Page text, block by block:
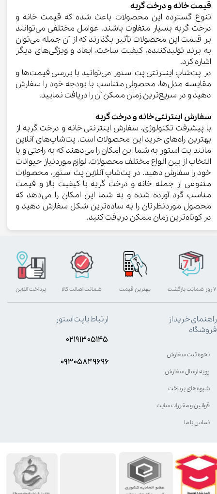
قیمت خانه و درخت گربه
تنوع گسترده این محصولات باعث شده که قیمت خانه و
درخت گربه بسیار متفاوت باشند. عوامل مختلفی می‌توانند
بر قیمت این محصولات تأثیر بگذارند که از آن جمله می‌توان
به برند تولیدکننده، کیفیت ساخت، ابعاد و ویژگی‌های دیگر
اشاره کرد.
در پت‌شاپ اینترنتی پت استور می‌توانید با بررسی قیمت‌ها و
مقایسه مدل‌ها، محصولی متناسب با بودجه خود را سفارش
دهید و در سریع‌ترین زمان ممکن آن را دریافت نمایید.
سفارش اینترنتی خانه و درخت گربه​​​​​​​
با پیشرفت تکنولوژی، سفارش اینترنتی خانه و درخت گربه از
بهترین راه‌های خرید این محصولات است. پت‌شاپ‌های آنلاین
مانند پت استور به شما این امکان را می‌دهند که به راحتی و با
انتخاب از بین انواع مختلف محصولات، لوازم موردنیاز حیوانات
خود را سفارش دهید. در پت‌شاپ آنلاین پت استور، محصولات
متنوعی از جمله خانه و درخت گربه با کیفیت بالا و قیمت
مناسب گرد آورده شده و به شما این امکان را می‌دهد که
محصول موردنظرتان را به ساده‌ترین شکل سفارش دهید و
در کوتاه‌ترین زمان ممکن دریافت کنید.
بهترین قیمت پرداخت آنلاین ۷ روز ضمانت بازگشت ضمانت اصالت کالا
راهنمای خرید از
فروشگاه
نحوه ثبت سفارش
رویه ارسال سفارش
شیوه‌های پرداخت
قوانین و مقررات سایت
تماس با ما
ارتباط با پت استور
۰۲۱۹۱۳۰۵۱۴۵
۰۹۳۰۵8۴9696